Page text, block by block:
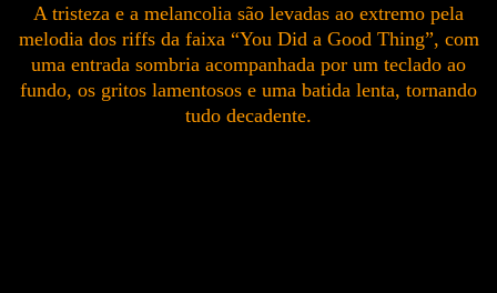
A tristeza e a melancolia são levadas ao extremo pela
melodia dos riffs da faixa “You Did a Good Thing”, com
uma entrada sombria acompanhada por um teclado ao
fundo, os gritos lamentosos e uma batida lenta, tornando
tudo decadente.